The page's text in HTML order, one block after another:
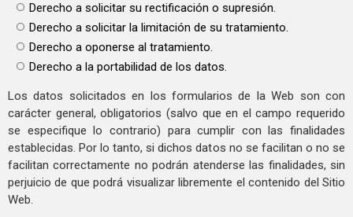
Derecho a solicitar su rectificación o supresión.
Derecho a solicitar la limitación de su tratamiento.
Derecho a oponerse al tratamiento.
Derecho a la portabilidad de los datos.
Los datos solicitados en los formularios de la Web son con
carácter general, obligatorios (salvo que en el campo requerido
se especifique lo contrario) para cumplir con las finalidades
establecidas. Por lo tanto, si dichos datos no se facilitan o no se
facilitan correctamente no podrán atenderse las finalidades, sin
perjuicio de que podrá visualizar libremente el contenido del Sitio
Web.